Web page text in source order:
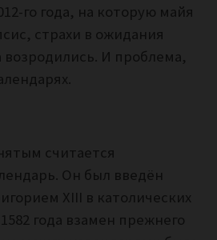
го года, на которую майя
страхи в ожидания
возродились. И проблема,
считается
Он был введён
XIII в католических
года взамен прежнего